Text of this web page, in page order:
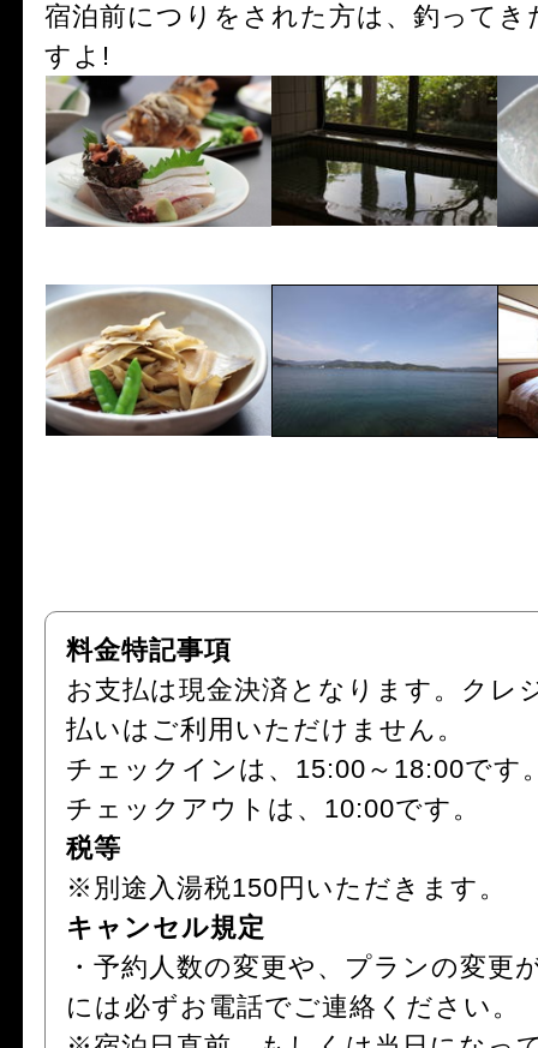
宿泊前につりをされた方は、釣ってき
すよ!
料金特記事項
お支払は現金決済となります。クレ
払いはご利用いただけません。
チェックインは、15:00～18:00です
チェックアウトは、10:00です。
税等
※別途入湯税150円いただきます。
キャンセル規定
・予約人数の変更や、プランの変更
には必ずお電話でご連絡ください。